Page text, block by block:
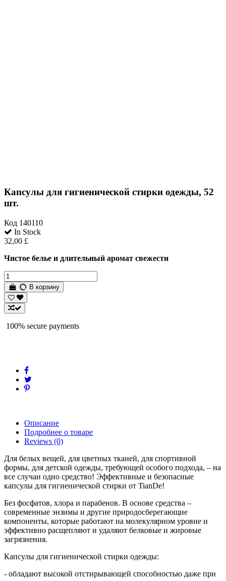
Капсулы для гигиенической стирки одежды, 52
шт.
Код 140110
In Stock
32,00 £
Чистое белье и длительный аромат свежести
В корзину
100% secure payments
Описание
Подробнее о товаре
Reviews (0)
Для белых вещей, для цветных тканей, для спортивной
формы, для детской одежды, требующей особого подхода, – на
все случаи одно средство! Эффективные и безопасные
капсулы для гигиенической стирки от TianDe!
Без фосфатов, хлора и парабенов. В основе средства –
современные энзимы и другие природосберегающие
компоненты, которые работают на молекулярном уровне и
эффективно расщепляют и удаляют белковые и жировые
загрязнения.
Капсулы для гигиенической стирки одежды:
- обладают высокой отстирывающей способностью даже при